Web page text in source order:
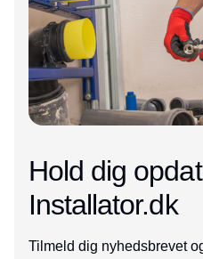
Hold dig
Installator.dk
Tilmeld dig nyhedsbrevet